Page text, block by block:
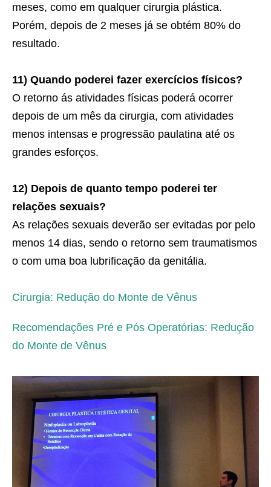
meses, como em qualquer cirurgia plástica.
Porém, depois de 2 meses já se obtém 80% do
resultado.
11) Quando poderei fazer exercícios físicos?
O retorno ás atividades físicas poderá ocorrer
depois de um mês da cirurgia, com atividades
menos intensas e progressão paulatina até os
grandes esforços.
12) Depois de quanto tempo poderei ter
relações sexuais?
As relações sexuais deverão ser evitadas por pelo
menos 14 dias, sendo o retorno sem traumatismos
o com uma boa lubrificação da genitália.
Cirurgia: Redução do Monte de Vênus
Recomendações Pré e Pós Operatórias: Redução
do Monte de Vênus